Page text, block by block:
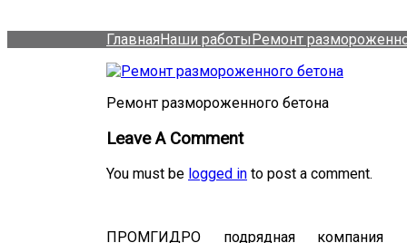
ГлавнаяНаши работыРемонт
Ремонт размороженного бетона
Leave A Comment
You must be logged in to post a comment.
ПРОМГИДРО подрядная компания